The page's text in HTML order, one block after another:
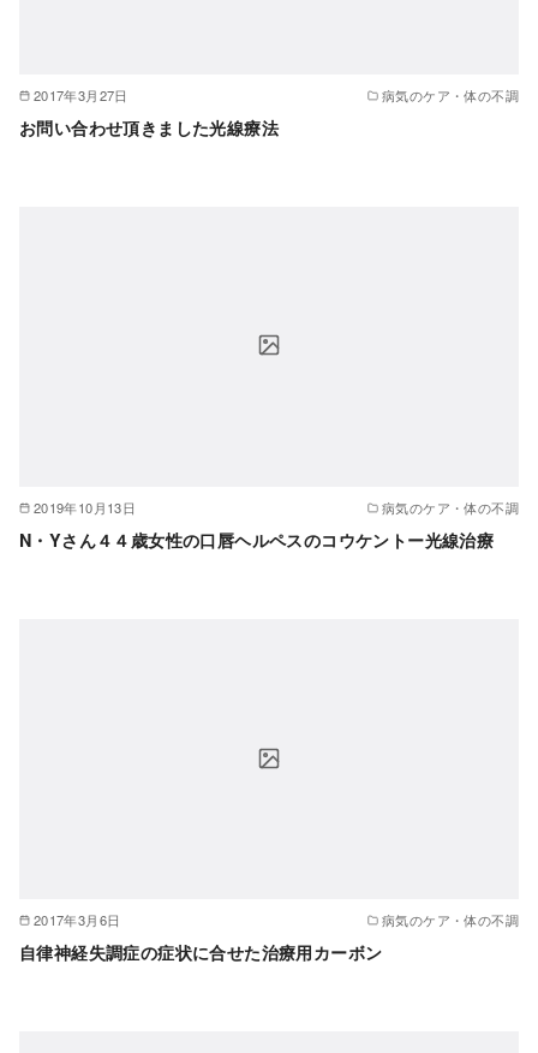
2017年3月27日 病気のケア・体の不調
お問い合わせ頂きました光線療法
2019年10月13日 病気のケア・体の不調
N・Yさん４４歳女性の口唇ヘルペスのコウケントー光線治療
2017年3月6日 病気のケア・体の不調
自律神経失調症の症状に合せた治療用カーボン